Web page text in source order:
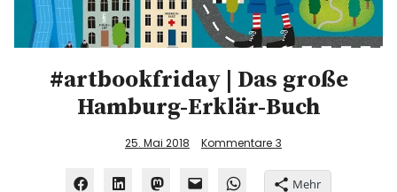
#artbookfriday | Das große
Hamburg-Erklär-Buch
25. Mai 2018 Kommentare 3
Mehr